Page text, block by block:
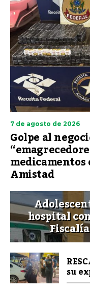
7 de agosto de 2026
Golpe al
Amistad
hospital
su